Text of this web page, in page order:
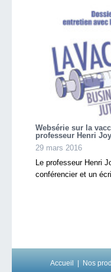
Websérie sur la
professeur Henri
29 mars 2016
Le professeur Henri
conférencier et un
Accueil Nos